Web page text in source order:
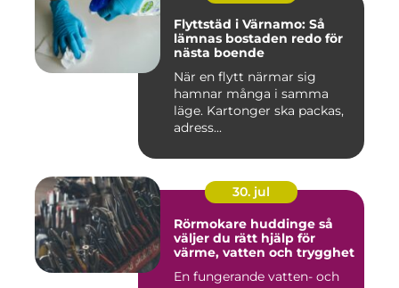
Flyttstäd i Värnamo: Så
lämnas bostaden redo för
nästa boende
När en flytt närmar sig
hamnar många i samma
läge. Kartonger ska packas,
adress...
30. jul
Rörmokare huddinge så
väljer du rätt hjälp för
värme, vatten och trygghet
En fungerande vatten- och